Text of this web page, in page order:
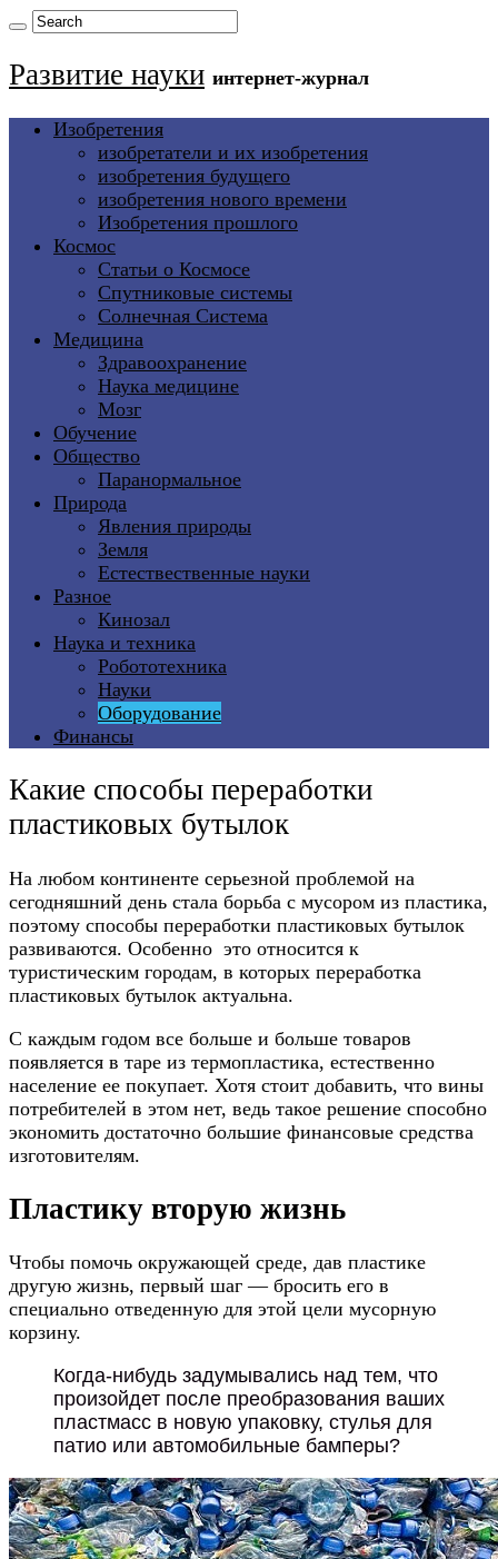
Развитие науки интернет-журнал
Изобретения
изобретатели и их изобретения
изобретения будущего
изобретения нового времени
Изобретения прошлого
Космос
Статьи о Космосе
Спутниковые системы
Солнечная Система
Медицина
Здравоохранение
Наука медицине
Мозг
Обучение
Общество
Паранормальное
Природа
Явления природы
Земля
Естествественные науки
Разное
Кинозал
Наука и техника
Робототехника
Науки
Оборудование
Финансы
Какие способы переработки
пластиковых бутылок
На любом континенте серьезной проблемой на
сегодняшний день стала борьба с мусором из пластика,
поэтому способы переработки пластиковых бутылок
развиваются. Особенно это относится к
туристическим городам, в которых переработка
пластиковых бутылок актуальна.
С каждым годом все больше и больше товаров
появляется в таре из термопластика, естественно
население ее покупает. Хотя стоит добавить, что вины
потребителей в этом нет, ведь такое решение способно
экономить достаточно большие финансовые средства
изготовителям.
Пластику вторую жизнь
Чтобы помочь окружающей среде, дав пластике
другую жизнь, первый шаг — бросить его в
специально отведенную для этой цели мусорную
корзину.
Когда-нибудь задумывались над тем, что
произойдет после преобразования ваших
пластмасс в новую упаковку, стулья для
патио или автомобильные бамперы?